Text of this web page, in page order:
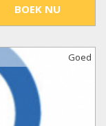
BOEK NU
Goed